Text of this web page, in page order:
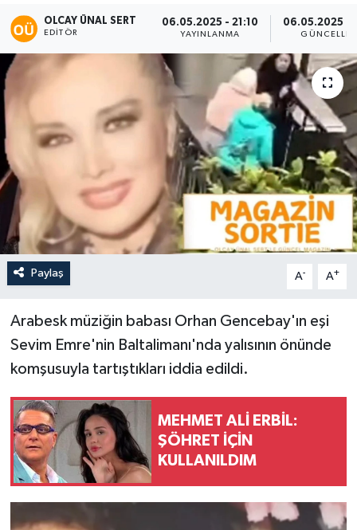
OLCAY ÜNAL SERT
EDITÖR
06.05.2025 - 21:10
YAYINLANMA
06.05.2025 -
Paylaş A- A+
Arabesk müziğin babası Orhan Gencebay'ın eşi
Sevim Emre'nin Baltalimanı'nda yalısının önünde
komşusuyla tartıştıkları iddia edildi.
MEHMET ALİ ERBİL:
ŞÖHRET İÇİN
KULLANILDIM